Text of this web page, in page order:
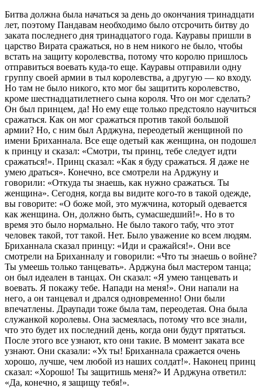
Битва должна была начаться за день до окончания тринадцати
лет, поэтому Пандавам необходимо было отсрочить битву до
заката последнего дня тринадцатого года. Кауравы пришли в
царство Вирата сражаться, но в нем никого не было, чтобы
встать на защиту королевства, потому что королю пришлось
отправиться воевать куда-то еще. Кауравы отправили одну
группу своей армии в тыл королевства, а другую — ко входу.
Но там не было никого, кто мог бы защитить королевство,
кроме шестнадцатилетнего сына короля. Что он мог сделать?
Он был принцем, да! Но ему еще только предстояло научиться
сражаться. Как он мог сражаться против такой большой
армии? Но, с ним был Арджуна, переодетый женщиной по
имени Бриханнала. Все еще одетый как женщина, он подошел
к принцу и сказал: «Смотри, ты принц, тебе следует идти
сражаться!». Принц сказал: «Как я буду сражаться. Я даже не
умею драться». Конечно, все смотрели на Арджуну и
говорили: «Откуда ты знаешь, как нужно сражаться. Ты
женщина». Сегодня, когда вы видите кого-то в такой одежде,
вы говорите: «О боже мой, это мужчина, который одевается
как женщина. Он, должно быть, сумасшедший!». Но в то
время это было нормально. Не было такого табу, что этот
человек такой, тот такой. Нет. Было уважение ко всем людям.
Бриханнала сказал принцу: «Иди и сражайся!». Они все
смотрели на Бриханналу и говорили: «Что ты знаешь о войне?
Ты умеешь только танцевать». Арджуна был мастером танца;
он был идеален в танцах. Он сказал: «Я умею танцевать и
воевать. Я покажу тебе. Напади на меня!». Они напали на
него, а он танцевал и дрался одновременно! Они были
впечатлены. Драупади тоже была там, переодетая. Она была
служанкой королевы. Она засмеялась, потому что все знали,
что это будет их последний день, когда они будут прятаться.
После этого все узнают, кто они такие. В момент заката все
узнают. Они сказали: «Ух ты! Бриханнала сражается очень
хорошо, лучше, чем любой из наших солдат!». Наконец принц
сказал: «Хорошо! Ты защитишь меня?» И Арджуна ответил:
«Да, конечно, я защищу тебя!».